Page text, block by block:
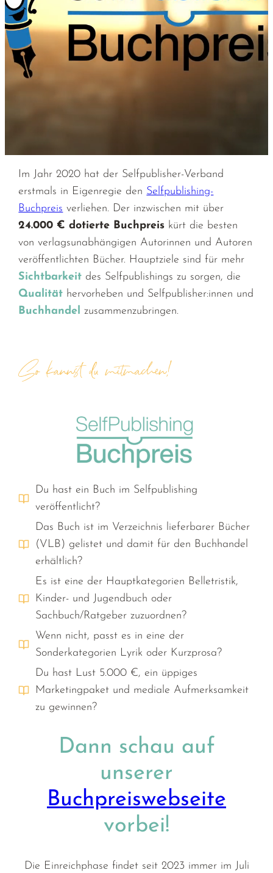
Im Jahr 2020 hat der Selfpublisher-Verband
erstmals in Eigenregie den Selfpublishing-
Buchpreis verliehen. Der inzwischen mit über
24.000 € dotierte Buchpreis kürt die besten
von verlagsunabhängigen Autorinnen und Autoren
veröffentlichten Bücher. Hauptziele sind für mehr
Sichtbarkeit des Selfpublishings zu sorgen, die
Qualität hervorheben und Selfpublisher:innen und
Buchhandel zusammenzubringen.
So kannst du mitmachen!
Du hast ein Buch im Selfpublishing
veröffentlicht?
Das Buch ist im Verzeichnis lieferbarer Bücher
(VLB) gelistet und damit für den Buchhandel
erhältlich?
Es ist eine der Hauptkategorien Belletristik,
Kinder- und Jugendbuch oder
Sachbuch/Ratgeber zuzuordnen?
Wenn nicht, passt es in eine der
Sonderkategorien Lyrik oder Kurzprosa?
Du hast Lust 5.000 €, ein üppiges
Marketingpaket und mediale Aufmerksamkeit
zu gewinnen?
Dann schau auf
unserer
Buchpreiswebseite
vorbei!
Die Einreichphase findet seit 2023 immer im Juli